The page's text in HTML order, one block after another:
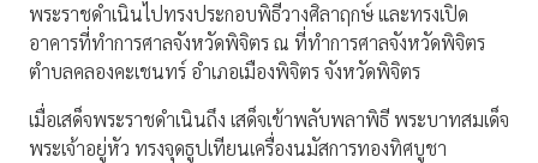
พระราชดำเนินไปทรงประกอบพิธีวางศิลาฤกษ์ และทรงเปิด
อาคารที่ทำการศาลจังหวัดพิจิตร ณ ที่ทำการศาลจังหวัดพิจิตร
ตำบลคลองคะเชนทร์ อำเภอเมืองพิจิตร จังหวัดพิจิตร
เมื่อเสด็จพระราชดำเนินถึง เสด็จเข้าพลับพลาพิธี พระบาทสมเด็จ
พระเจ้าอยู่หัว ทรงจุดธูปเทียนเครื่องนมัสการทองทิศบูชา